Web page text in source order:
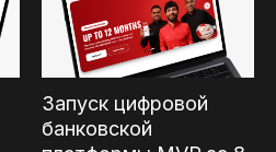
Запуск цифровой
банковской